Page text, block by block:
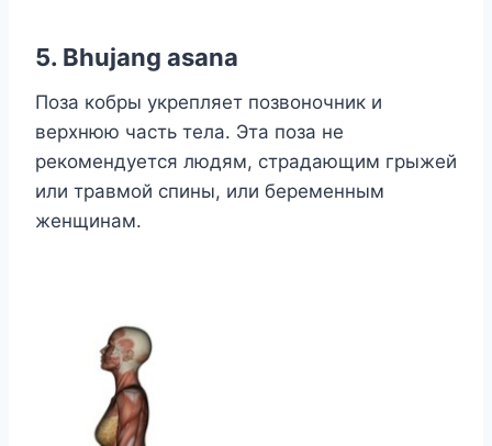
5. Bhujang asana
Поза кобры укрепляет позвоночник и
верхнюю часть тела. Эта поза не
рекомендуется людям, страдающим грыжей
или травмой спины, или беременным
женщинам.